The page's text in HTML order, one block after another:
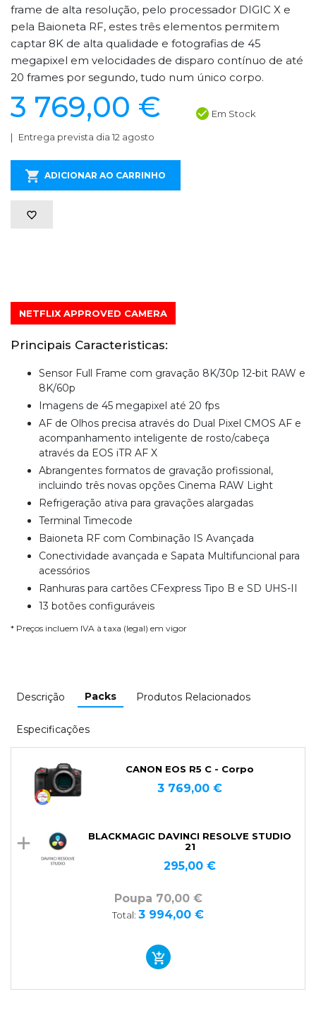
frame de alta resolução, pelo processador DIGIC X e
pela Baioneta RF, estes três elementos permitem
captar 8K de alta qualidade e fotografias de 45
megapixel em velocidades de disparo contínuo de até
20 frames por segundo, tudo num único corpo.
3 769,00 € Em Stock
Entrega prevista dia 12 agosto
ADICIONAR AO CARRINHO
NETFLIX APPROVED CAMERA
Principais Caracteristicas:
Sensor Full Frame com gravação 8K/30p 12-bit RAW e
8K/60p
Imagens de 45 megapixel até 20 fps
AF de Olhos precisa através do Dual Pixel CMOS AF e
acompanhamento inteligente de rosto/cabeça
através da EOS iTR AF X
Abrangentes formatos de gravação profissional,
incluindo três novas opções Cinema RAW Light
Refrigeração ativa para gravações alargadas
Terminal Timecode
Baioneta RF com Combinação IS Avançada
Conectividade avançada e Sapata Multifuncional para
acessórios
Ranhuras para cartões CFexpress Tipo B e SD UHS-II
13 botões configuráveis
* Preços incluem IVA à taxa (legal) em vigor
Descrição Packs Produtos Relacionados
Especificações
CANON EOS R5 C - Corpo
3 769,00 €
BLACKMAGIC DAVINCI RESOLVE STUDIO
21
295,00 €
Poupa 70,00 €
Total: 3 994,00 €